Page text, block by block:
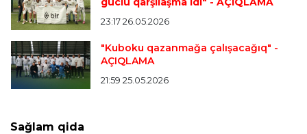
Dünya çempionatı
"İnfantino istefa verməlidir"
Transfer 22:58 05.08.2026
23:17 26.05.2026
"Kuboku qazanmağa çalışacağıq" -
AÇIQLAMA
21:59 25.05.2026
Sağlam qida